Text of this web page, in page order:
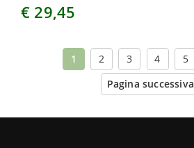
€ 29,45
1 2 3 4 5
Pagina successiva